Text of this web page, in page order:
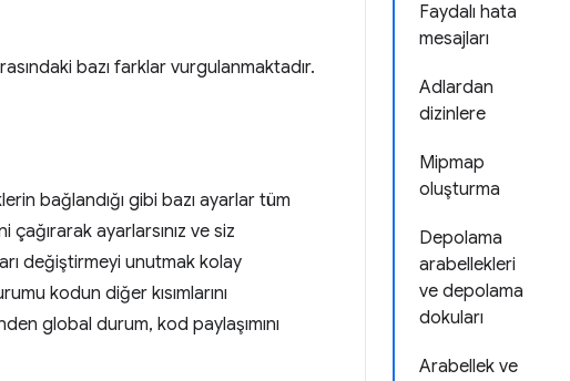
Faydalı hata
mesajları
Adlardan
dizinlere
Mipmap
oluşturma
Depolama
arabellekleri
ve depolama
dokuları
Arabellek ve
bazı farklar vurgulanmaktadır.
bağlandığı gibi bazı ayarlar tüm
ayarlarsınız ve siz
değiştirmeyi unutmak kolay
kodun diğer kısımlarını
global durum, kod paylaşımını